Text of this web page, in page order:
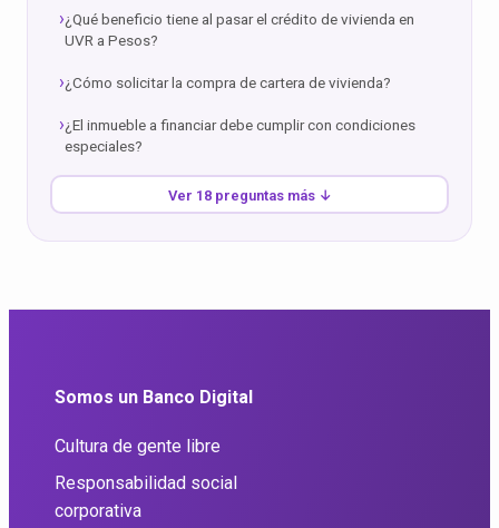
¿Qué beneficio tiene al pasar el crédito de vivienda en
UVR a Pesos?
¿Cómo solicitar la compra de cartera de vivienda?
¿El inmueble a financiar debe cumplir con condiciones
especiales?
Ver 18 preguntas más ↓
Somos un Banco Digital
Cultura de gente libre
Responsabilidad social
corporativa